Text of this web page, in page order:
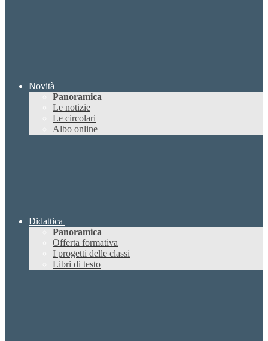
Novità
Panoramica
Le notizie
Le circolari
Albo online
Didattica
Panoramica
Offerta formativa
I progetti delle classi
Libri di testo